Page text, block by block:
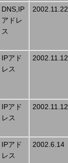
DNS,IP
アドレ
ス
2002.11.22
IPアド
レス
2002.11.12
IPアド
レス
2002.11.12
IPアド
レス
2002.6.14